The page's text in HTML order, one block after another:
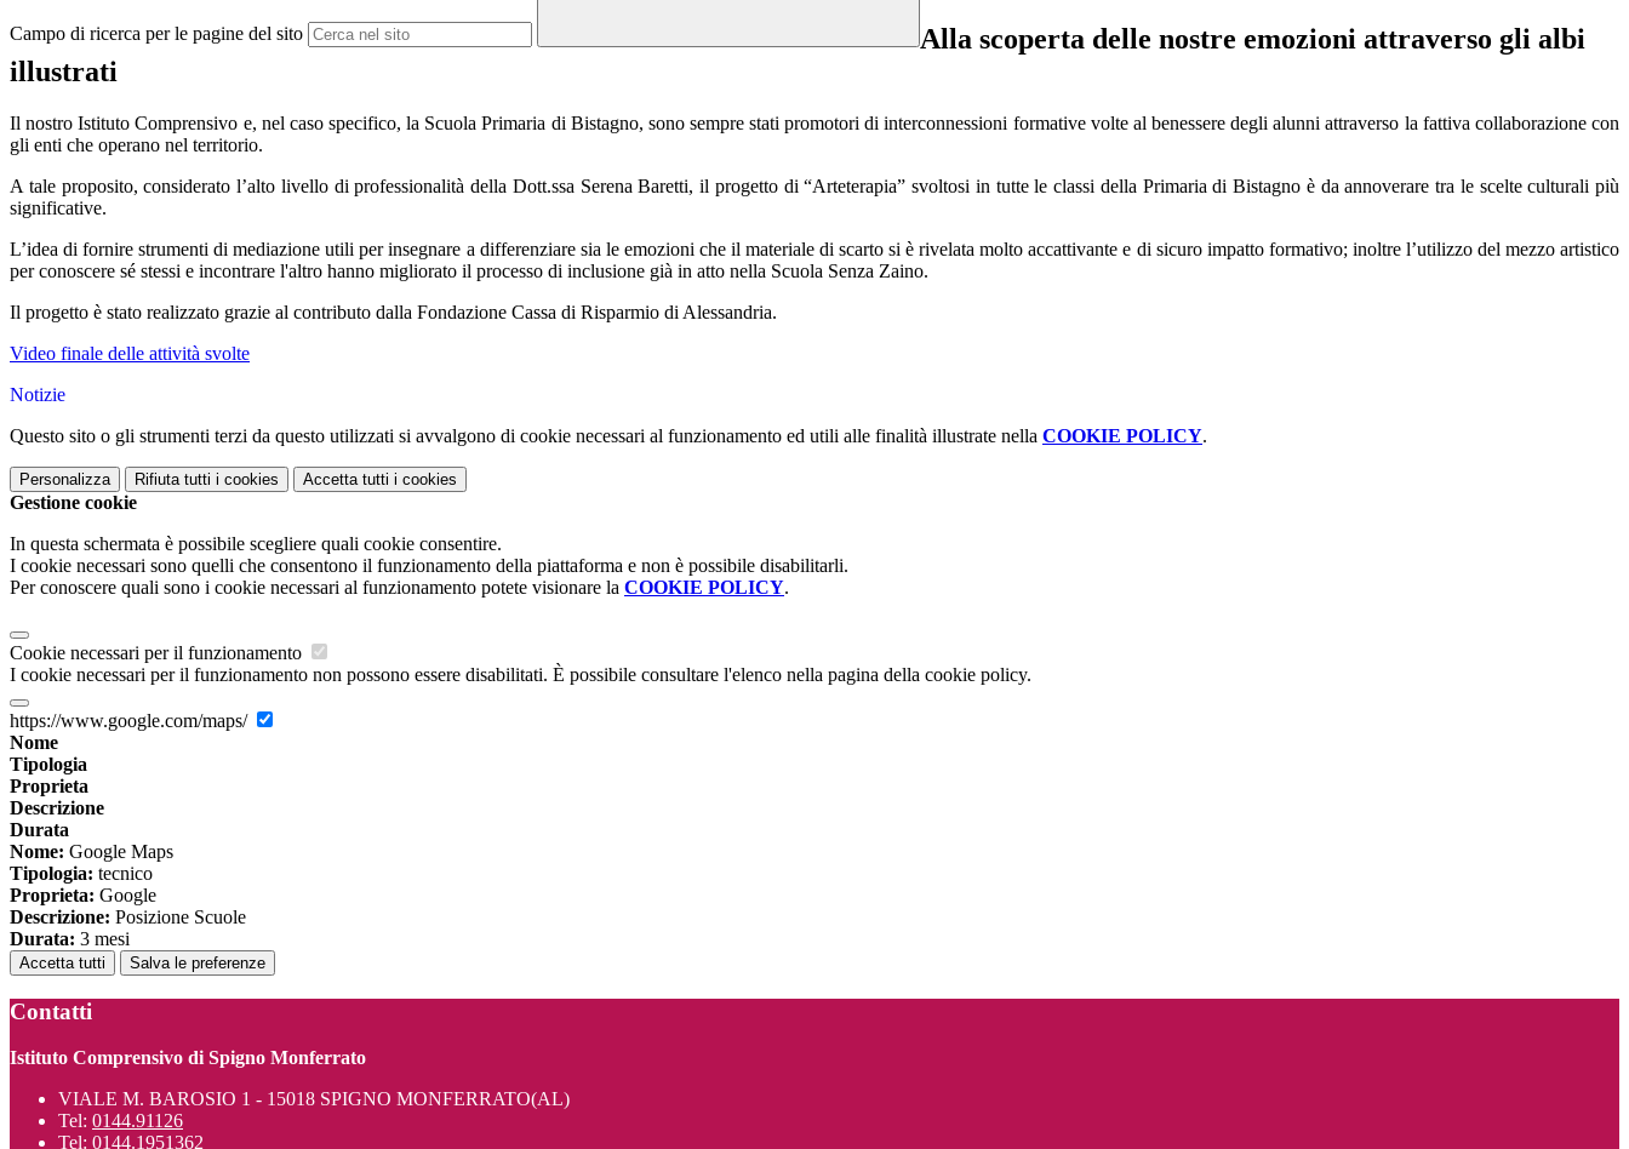
Campo di ricerca per le pagine del sito
Alla scoperta delle nostre emozioni attraverso gli albi
illustrati
Il nostro Istituto Comprensivo e, nel caso specifico, la Scuola Primaria di Bistagno, sono sempre stati promotori di interconnessioni formative volte al benessere degli alunni attraverso la fattiva collaborazione con
gli enti che operano nel territorio.
A tale proposito, considerato l’alto livello di professionalità della Dott.ssa Serena Baretti, il progetto di “Arteterapia” svoltosi in tutte le classi della Primaria di Bistagno è da annoverare tra le scelte culturali più
significative.
L’idea di fornire strumenti di mediazione utili per insegnare a differenziare sia le emozioni che il materiale di scarto si è rivelata molto accattivante e di sicuro impatto formativo; inoltre l’utilizzo del mezzo artistico
per conoscere sé stessi e incontrare l'altro hanno migliorato il processo di inclusione già in atto nella Scuola Senza Zaino.
Il progetto è stato realizzato grazie al contributo dalla Fondazione Cassa di Risparmio di Alessandria.
Video finale delle attività svolte
Notizie
Questo sito o gli strumenti terzi da questo utilizzati si avvalgono di cookie necessari al funzionamento ed utili alle finalità illustrate nella COOKIE POLICY.
Personalizza Rifiuta tutti i cookies Accetta tutti i cookies
Gestione cookie
In questa schermata è possibile scegliere quali cookie consentire.
I cookie necessari sono quelli che consentono il funzionamento della piattaforma e non è possibile disabilitarli.
Per conoscere quali sono i cookie necessari al funzionamento potete visionare la COOKIE POLICY.
Cookie necessari per il funzionamento
I cookie necessari per il funzionamento non possono essere disabilitati. È possibile consultare l'elenco nella pagina della cookie policy.
https://www.google.com/maps/
Nome
Tipologia
Proprieta
Descrizione
Durata
Nome: Google Maps
Tipologia: tecnico
Proprieta: Google
Descrizione: Posizione Scuole
Durata: 3 mesi
Accetta tutti Salva le preferenze
Contatti
Istituto Comprensivo di Spigno Monferrato
VIALE M. BAROSIO 1 - 15018 SPIGNO MONFERRATO(AL)
Tel: 0144.91126
Tel: 0144.1951362